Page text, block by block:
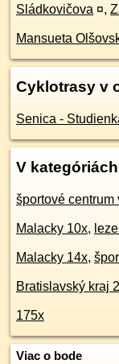
Sládkovičova ¤,
Mansueta
Cyklotrasy v
Senica -
V kategóriách
športové centrum
Malacky 10x,
Malacky 14x,
Bratislavský kraj
175x
Viac o bode